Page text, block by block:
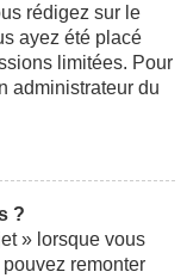
rédigez sur le
ayez été placé
limitées. Pour
administrateur du
?
» lorsque vous
remonter